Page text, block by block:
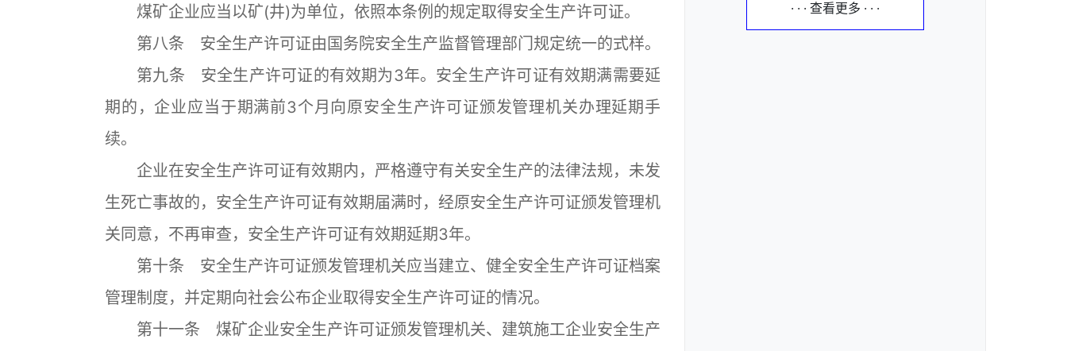
煤矿企业应当以矿(井)为单位，依照本条例的规定取得安全生产许可证。
第八条 安全生产许可证由国务院安全生产监督管理部门规定统一的式样。
第九条 安全生产许可证的有效期为3年。安全生产许可证有效期满需要延
期的，企业应当于期满前3个月向原安全生产许可证颁发管理机关办理延期手
续。
企业在安全生产许可证有效期内，严格遵守有关安全生产的法律法规，未发
生死亡事故的，安全生产许可证有效期届满时，经原安全生产许可证颁发管理机
关同意，不再审查，安全生产许可证有效期延期3年。
第十条 安全生产许可证颁发管理机关应当建立、健全安全生产许可证档案
管理制度，并定期向社会公布企业取得安全生产许可证的情况。
第十一条 煤矿企业安全生产许可证颁发管理机关、建筑施工企业安全生产
· · · 查看更多 · · ·